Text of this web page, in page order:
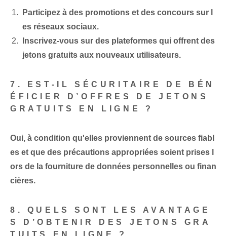
Participez à des promotions et des concours sur l
es réseaux sociaux.
Inscrivez-vous sur des plateformes qui offrent des
jetons gratuits aux nouveaux utilisateurs.
7. EST-IL SÉCURITAIRE DE BÉN
ÉFICIER D’OFFRES DE JETONS
GRATUITS EN LIGNE ?
Oui, à condition qu'elles proviennent de sources fiabl
es et que des précautions appropriées soient prises l
ors de la fourniture de données personnelles ou finan
cières.
8. QUELS SONT LES AVANTAGE
S D’OBTENIR DES JETONS GRA